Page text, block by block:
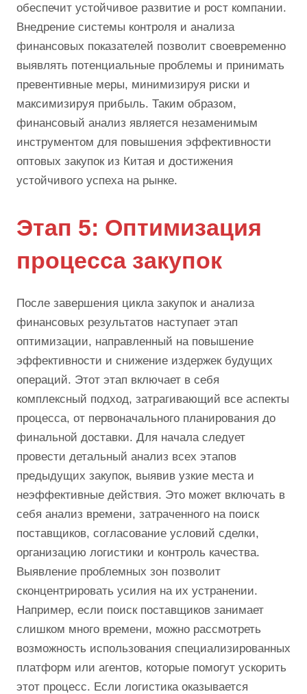
обеспечит устойчивое развитие и рост компании.
Внедрение системы контроля и анализа
финансовых показателей позволит своевременно
выявлять потенциальные проблемы и принимать
превентивные меры, минимизируя риски и
максимизируя прибыль. Таким образом,
финансовый анализ является незаменимым
инструментом для повышения эффективности
оптовых закупок из Китая и достижения
устойчивого успеха на рынке.
Этап 5: Оптимизация
процесса закупок
После завершения цикла закупок и анализа
финансовых результатов наступает этап
оптимизации, направленный на повышение
эффективности и снижение издержек будущих
операций. Этот этап включает в себя
комплексный подход, затрагивающий все аспекты
процесса, от первоначального планирования до
финальной доставки. Для начала следует
провести детальный анализ всех этапов
предыдущих закупок, выявив узкие места и
неэффективные действия. Это может включать в
себя анализ времени, затраченного на поиск
поставщиков, согласование условий сделки,
организацию логистики и контроль качества.
Выявление проблемных зон позволит
сконцентрировать усилия на их устранении.
Например, если поиск поставщиков занимает
слишком много времени, можно рассмотреть
возможность использования специализированных
платформ или агентов, которые помогут ускорить
этот процесс. Если логистика оказывается